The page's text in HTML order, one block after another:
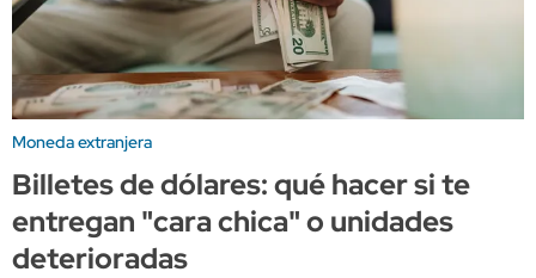
Moneda extranjera
Billetes de dólares: qué hacer si te
entregan "cara chica" o unidades
deterioradas